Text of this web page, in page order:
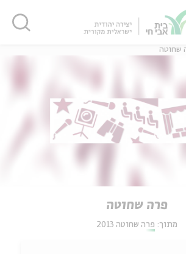
שחוטה
פרה שחוטה
מתוך: פרה שחוטה 2013